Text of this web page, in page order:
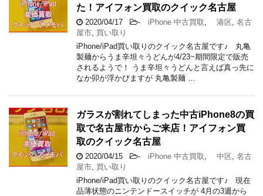
た！アイフォン買取のクイック名古屋
2020/04/17 - iPhone 中古買取 港区 名古
屋市 買い取り
iPhone/iPad買い取りのクイック名古屋です♪ 丸亀
製麺からうま辛坦々うどんが4/23~期間限定で販売
されるようで！ うま辛坦々うどんと言えば真っ先に
なか卯が浮かびますが 丸亀製麺 …
ガラスが割れてしまった中古iPhone8の買
取で名古屋市からご来店！アイフォン買
取のクイック名古屋
2020/04/15 - iPhone 中古買取 中区 名古
屋市 買い取り
iPhone/iPad買い取りのクイック名古屋です♪ 現在
品薄状態のニンテンドースイッチが 4月の3週から